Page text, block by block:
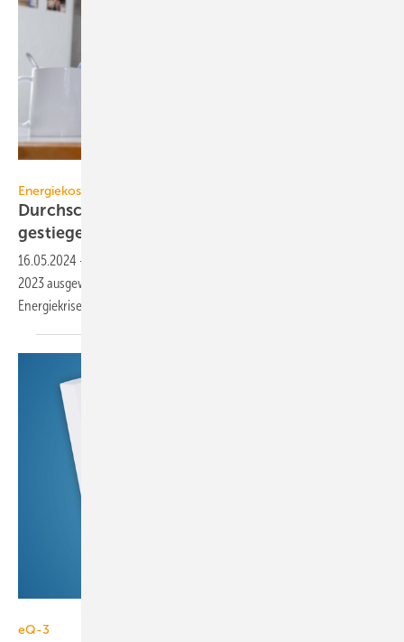
Energiekosten
Durchschnittliche Heizkosten in 2023 um 25 %
gestiegen
16.05.2024 -
2023 ausgewertet. Zum ersten Mal zeigen sich die Auswirkungen der
Energiekrise – dabei wurde weniger geheizt als im
eQ-3